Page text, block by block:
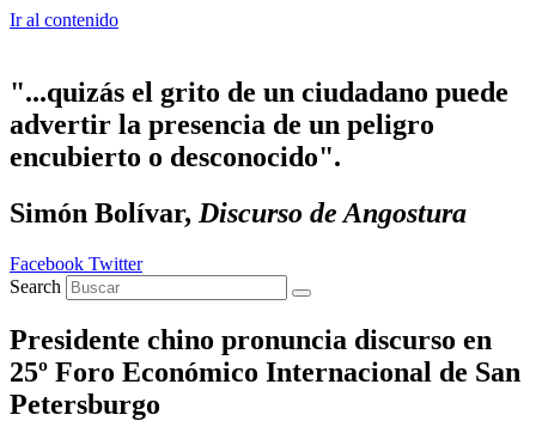
Ir al contenido
"...quizás el grito de un ciudadano puede
advertir la presencia de un peligro
encubierto o desconocido".
Simón Bolívar, Discurso de Angostura
Facebook Twitter
Search
Presidente chino pronuncia discurso en
25º Foro Económico Internacional de San
Petersburgo